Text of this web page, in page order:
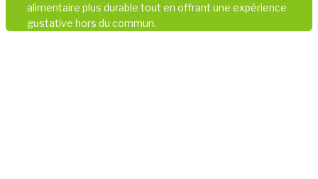
alimentaire plus durable tout en offrant une expérience
gustative hors du commun.